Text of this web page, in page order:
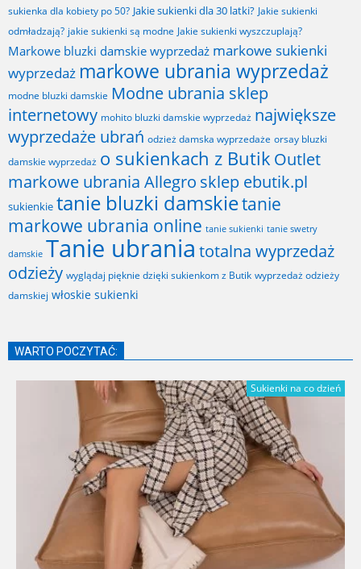
sukienka dla kobiety po 50? Jakie sukienki dla 30 latki? Jakie sukienki
odmładzają? jakie sukienki są modne Jakie sukienki wyszczuplają?
Markowe bluzki damskie wyprzedaż markowe sukienki
wyprzedaż markowe ubrania wyprzedaż
modne bluzki damskie Modne ubrania sklep
internetowy mohito bluzki damskie wyprzedaż największe
wyprzedaże ubrań odzież damska wyprzedaże orsay bluzki
damskie wyprzedaż o sukienkach z Butik Outlet
markowe ubrania Allegro sklep ebutik.pl
sukienkie tanie bluzki damskietanie
markowe ubrania online tanie sukienki tanie swetry
damskie Tanie ubrania totalna wyprzedaż
odzieży wyglądaj pięknie dzięki sukienkom z Butik wyprzedaż odzieży
damskiej włoskie sukienki
WARTO POCZYTAĆ:
Sukienki na co dzień